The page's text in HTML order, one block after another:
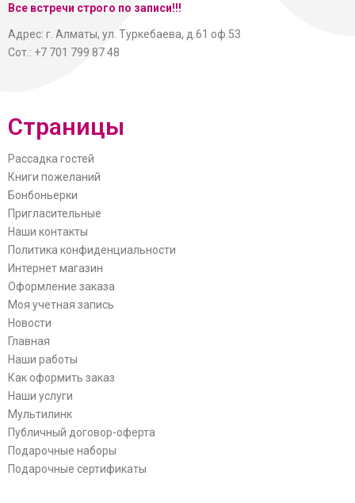
Все встречи строго по записи!!!
Адрес: г. Алматы, ул. Туркебаева, д.61 оф.53
Сот.: +7 701 799 87 48
Страницы
Рассадка гостей
Книги пожеланий
Бонбоньерки
Пригласительные
Наши контакты
Политика конфиденциальности
Интернет магазин
Оформление заказа
Моя учетная запись
Новости
Главная
Наши работы
Как оформить заказ
Наши услуги
Мультилинк
Публичный договор-оферта
Подарочные наборы
Подарочные сертификаты